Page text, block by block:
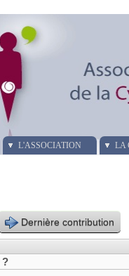
L'ASSOCIATION LA
Dernière contribution
?